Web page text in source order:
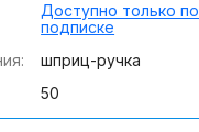
Доступно только по
подписке
шприц-ручка
50